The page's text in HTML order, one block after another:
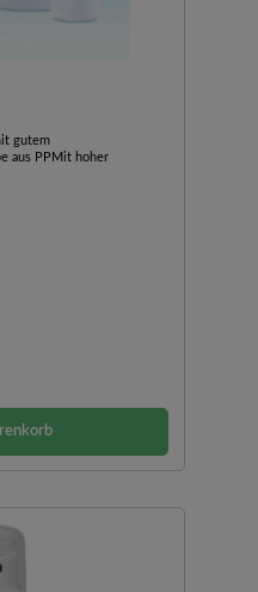
gutem
aus PPMit hoher